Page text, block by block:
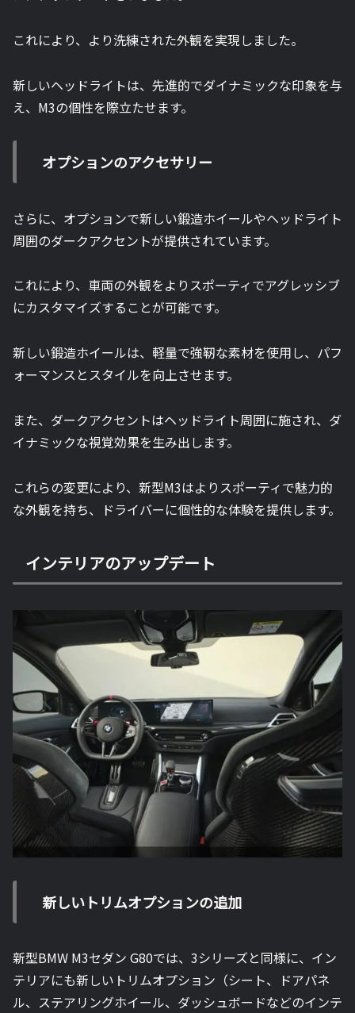
これにより、より洗練された外観を実現しました。
新しいヘッドライトは、先進的でダイナミックな印象を与
え、M3の個性を際立たせます。
オプションのアクセサリー
さらに、オプションで新しい鍛造ホイールやヘッドライト
周囲のダークアクセントが提供されています。
これにより、車両の外観をよりスポーティでアグレッシブ
にカスタマイズすることが可能です。
新しい鍛造ホイールは、軽量で強靭な素材を使用し、パフ
ォーマンスとスタイルを向上させます。
また、ダークアクセントはヘッドライト周囲に施され、ダ
イナミックな視覚効果を生み出します。
これらの変更により、新型M3はよりスポーティで魅力的
な外観を持ち、ドライバーに個性的な体験を提供します。
インテリアのアップデート
新しいトリムオプションの追加
新型BMW M3セダン G80では、3シリーズと同様に、イン
テリアにも新しいトリムオプション（シート、ドアパネ
ル、ステアリングホイール、ダッシュボードなどのインテ